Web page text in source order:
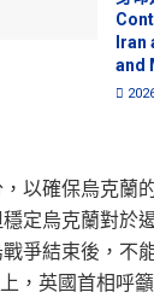
and
以確保烏克蘭
定烏克蘭對於
爭結束後，不
，英國首相呼